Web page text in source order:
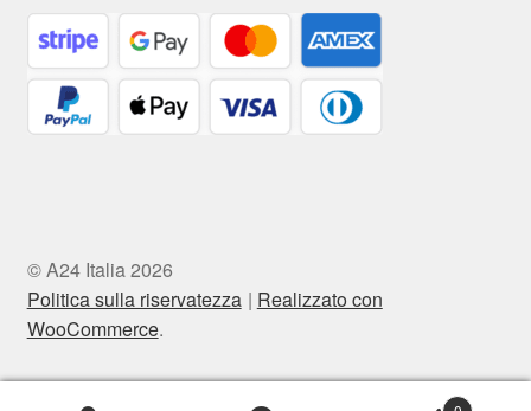
© A24 Italia 2026
Politica sulla riservatezza
Realizzato con
WooCommerce.